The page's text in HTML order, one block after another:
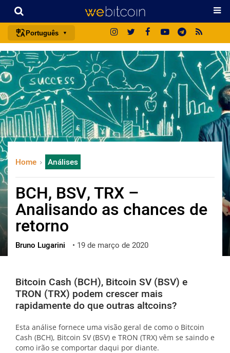
Português
português (BR)
english
español
français
italiano
deutsch
中文
한국어
العربية
ไทย
ქართული
vietnamese
Home Análises
BCH, BSV, TRX –
Analisando as chances de
retorno
Bruno Lugarini • 19 de março de 2020
Bitcoin Cash (BCH), Bitcoin SV (BSV) e
TRON (TRX) podem crescer mais
rapidamente do que outras altcoins?
Esta análise fornece uma visão geral de como o Bitcoin
Cash (BCH), Bitcoin SV (BSV) e TRON (TRX) vêm se saindo e
como irão se comportar daqui por diante.